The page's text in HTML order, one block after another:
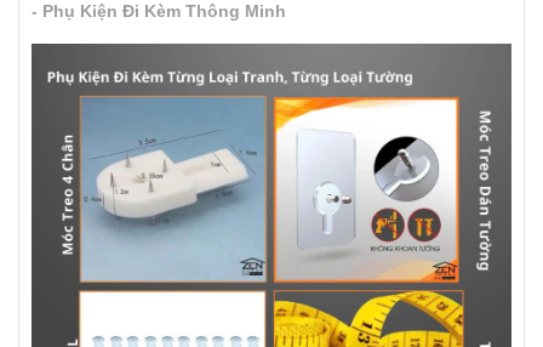
- Phụ Kiện Đi Kèm Thông Minh